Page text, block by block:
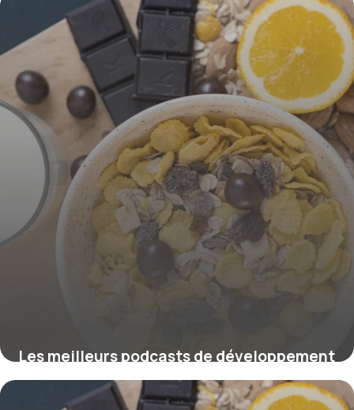
efficaces
19 mai 2026
Les meilleurs podcasts de développement
personnel en 2026 pour transformer votre